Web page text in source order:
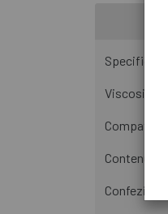
Specifiche
Viscosità:
Contenuto: